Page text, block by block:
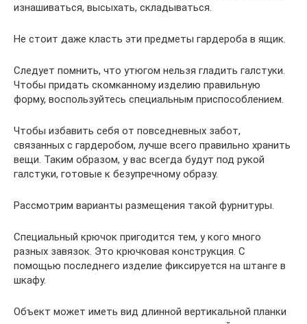
изнашиваться, высыхать, складываться.
Не стоит даже класть эти предметы гардероба в ящик.
Следует помнить, что утюгом нельзя гладить галстуки.
Чтобы придать скомканному изделию правильную
форму, воспользуйтесь специальным приспособлением.
Чтобы избавить себя от повседневных забот,
связанных с гардеробом, лучше всего правильно хранить
вещи. Таким образом, у вас всегда будут под рукой
галстуки, готовые к безупречному образу.
Рассмотрим варианты размещения такой фурнитуры.
Специальный крючок пригодится тем, у кого много
разных завязок. Это крючковая конструкция. С
помощью последнего изделие фиксируется на штанге в
шкафу.
Объект может иметь вид длинной вертикальной планки